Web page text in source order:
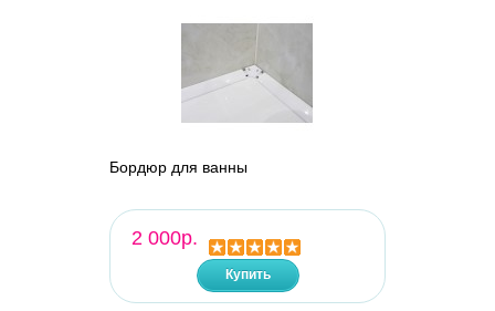
Бордюр для ванны
2 000р.
Купить